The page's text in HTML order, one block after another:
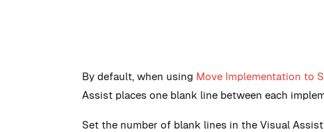
By default, when using Move Implementation to
Assist places one blank line between each
Set the number of blank lines in the Visual